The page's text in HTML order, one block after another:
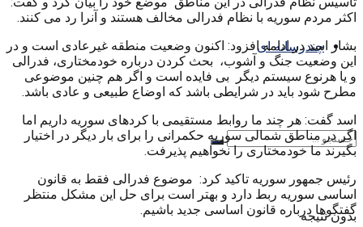
چندرسانه ای
بدون نتیجه
اکثر مردم سوریه با نظام فدرالی مخالف هستند و آنرا رد می کنند.
بشار اسد در ادامه افزود: اکنون وضعیت منطقه غیرعادی است و در
این وضعیت جنگ و آشوب، بحث کردن درباره خودمختاری، فدرالی
و یا هرنوع سیستم دیگر بی فایده است و اگر هم چنین موضوعی
مطرح شود باید در شرایطی باشد که اوضاع طبیعی و عادی باشد.
اسد گفت: هر چند ما روابط مستقیمی با کردهای سوریه داریم اما
اگر در مناطق شمالی سوریه حکمرانی را برای بار دیگر در اختیار
بگیرند ما خودمختاری را نخواهیم پذیرفت.
رئیس جمهور سوریه تاکید کرد: موضوع فدرالی فقط به قانون
اساسی سوریه ربط دارد و بهتر است برای حل این مشکل منتظر
گفتگوها درباره قانون اساسی جدید باشیم.